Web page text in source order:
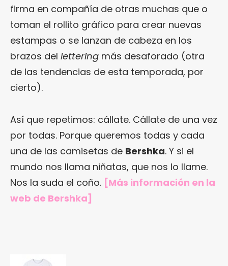
firma en compañía de otras muchas que o
toman el rollito gráfico para crear nuevas
estampas o se lanzan de cabeza en los
brazos del lettering más desaforado (otra
de las tendencias de esta temporada, por
cierto).
Así que repetimos: cállate. Cállate de una vez
por todas. Porque queremos todas y cada
una de las camisetas de Bershka. Y si el
mundo nos llama niñatas, que nos lo llame.
Nos la suda el coño. [Más información en la
web de Bershka]